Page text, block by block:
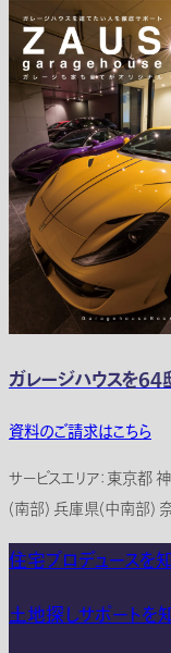
ガレージハウスを64
資料のご請求はこちら
サービスエリア：東京
(南部) 兵庫県(中南部)
住宅プロデュースを
土地探しサポートを